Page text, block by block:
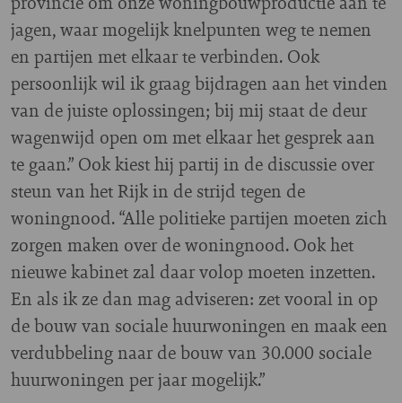
jagen, waar mogelijk knelpunten weg te nemen
en partijen met elkaar te verbinden. Ook
persoonlijk wil ik graag bijdragen aan het vinden
van de juiste oplossingen; bij mij staat de deur
wagenwijd open om met elkaar het gesprek aan
te gaan.” Ook kiest hij partij in de discussie over
steun van het Rijk in de strijd tegen de
woningnood. “Alle politieke partijen moeten zich
zorgen maken over de woningnood. Ook het
nieuwe kabinet zal daar volop moeten inzetten.
En als ik ze dan mag adviseren: zet vooral in op
de bouw van sociale huurwoningen en maak een
verdubbeling naar de bouw van 30.000 sociale
huurwoningen per jaar mogelijk.”